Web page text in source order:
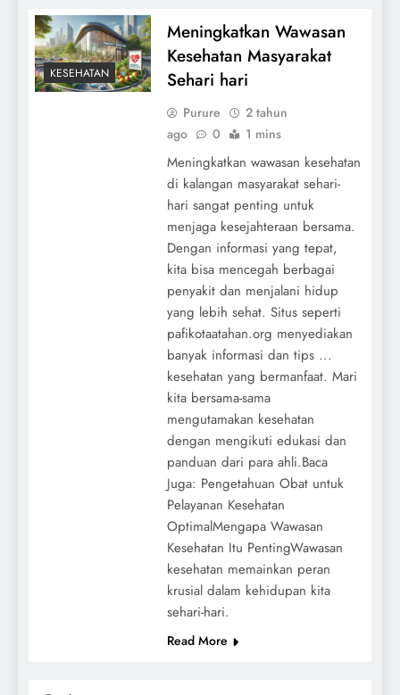
KESEHATAN
Meningkatkan Wawasan
Kesehatan Masyarakat
Sehari hari
Purure
2 tahun
ago
0 1 mins
Meningkatkan wawasan kesehatan
di kalangan masyarakat sehari-
hari sangat penting untuk
menjaga kesejahteraan bersama.
Dengan informasi yang tepat,
kita bisa mencegah berbagai
penyakit dan menjalani hidup
yang lebih sehat. Situs seperti
pafikotaatahan.org menyediakan
banyak informasi dan tips ...
kesehatan yang bermanfaat. Mari
kita bersama-sama
mengutamakan kesehatan
dengan mengikuti edukasi dan
panduan dari para ahli.Baca
Juga: Pengetahuan Obat untuk
Pelayanan Kesehatan
OptimalMengapa Wawasan
Kesehatan Itu PentingWawasan
kesehatan memainkan peran
krusial dalam kehidupan kita
sehari-hari.
Read More